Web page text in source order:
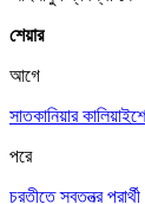
শেয়ার
আগে
সাতকানিয়ার
পরে
চরতীতে স্বতন্ত্র